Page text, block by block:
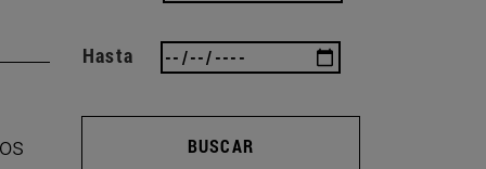
Hasta
BUSCAR